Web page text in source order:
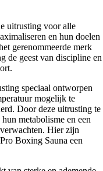
uitrusting voor alle
en hun doelen
gerenommeerde merk
de geest van discipline en
speciaal ontworpen
mogelijk te
Door deze uitrusting te
metabolisme en een
Hier zijn
Boxing Sauna een